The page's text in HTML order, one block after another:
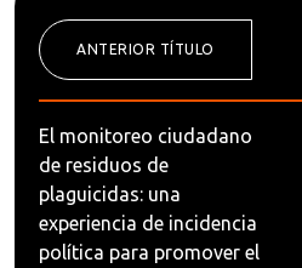
ANTERIOR TÍTULO
El monitoreo ciudadano
de residuos de
plaguicidas: una
experiencia de incidencia
política para promover el